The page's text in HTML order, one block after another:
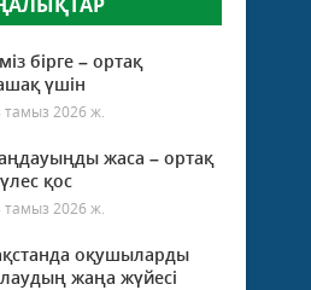
бірге – ортақ
үшін
тамыз 2026 ж.
жаса – ортақ
үлес қос
тамыз 2026 ж.
оқушыларды
жаңа жүйесі